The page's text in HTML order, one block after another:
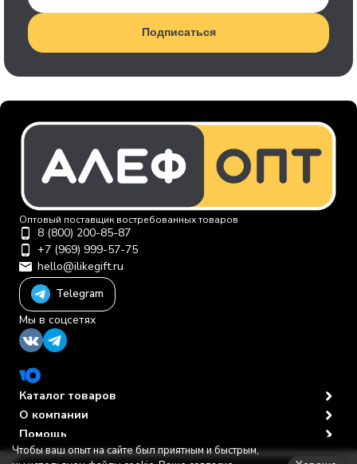
Подписаться
Оптовый поставщик востребованных товаров
8 (800) 200-85-87
+7 (969) 999-57-75
hello@ilikegift.ru
Telegram
Мы в соцсетях
Каталог товаров
О компании
Помощь
Политика персональных данных
Чтобы ваш опыт на сайте был приятным и быстрым,